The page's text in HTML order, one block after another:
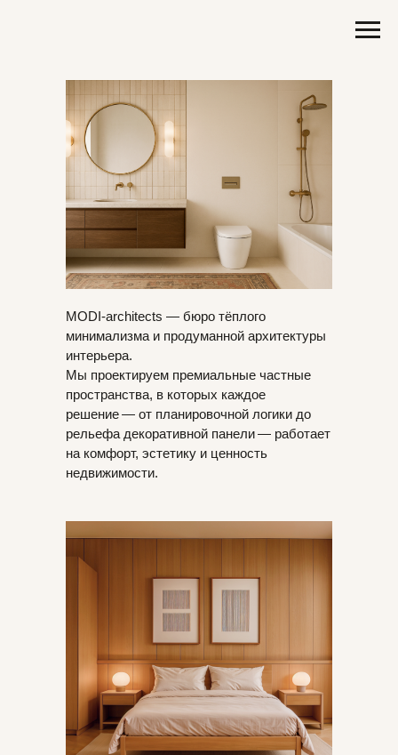
MODI‑architects — бюро тёплого
минимализма и продуманной архитектуры
интерьера.
Мы проектируем премиальные частные
пространства, в которых каждое
решение — от планировочной логики до
рельефа декоративной панели — работает
на комфорт, эстетику и ценность
недвижимости.